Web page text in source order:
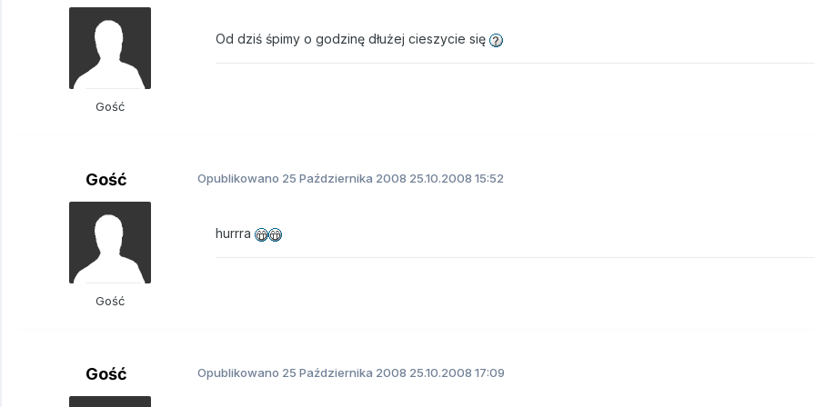
Gość
Od dziś śpimy o godzinę dłużej cieszycie się
Gość
Gość
Opublikowano 25 Października 2008 25.10.2008 15:52
hurrra
Gość Opublikowano 25 Października 2008 25.10.2008 17:09